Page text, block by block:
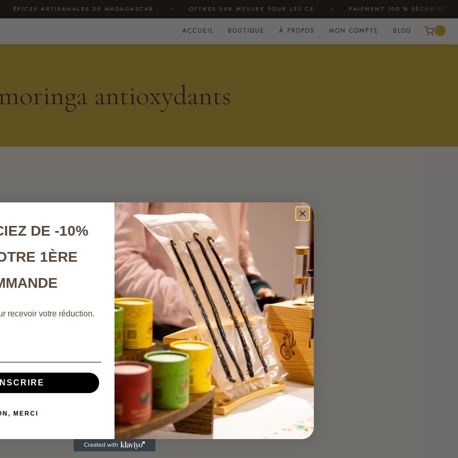
ÉPICES ARTISANALES DE MADAGASCAR OFFRES SUR MESURE POUR LES CE PAIEMENT 100 % SÉCURISÉ
ACCUEIL BOUTIQUE À PROPOS MON COMPTE BLOG
antioxydants
DE -10%
1ÈRE
recevoir votre réduction.
MERCI